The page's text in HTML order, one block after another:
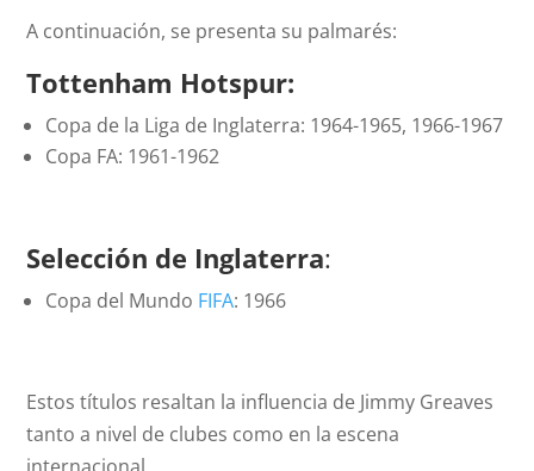
A continuación, se presenta su palmarés:
Tottenham Hotspur:
Copa de la Liga de Inglaterra: 1964-1965, 1966-1967
Copa FA: 1961-1962
Selección de Inglaterra:
Copa del Mundo FIFA: 1966
Estos títulos resaltan la influencia de Jimmy Greaves
tanto a nivel de clubes como en la escena